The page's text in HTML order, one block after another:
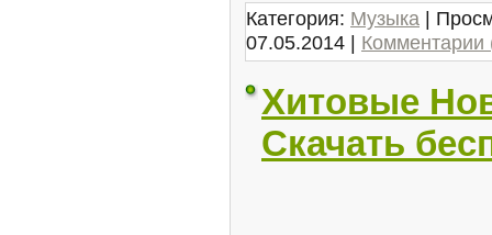
Категория: Музыка |
07.05.2014 | Комментарии
Хитовые
Скачать